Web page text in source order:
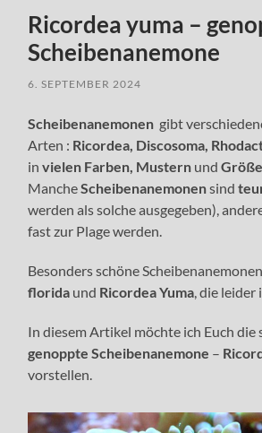
Ricordea yuma –
Scheibenanemone
6. SEPTEMBER 2024
Scheibenanemonen gibt
Arten : Ricordea, Discosoma,
in vielen Farben, Mustern und
MancheScheibenanemonensind
werden als solche ausgegeben),
fast zur Plage werden.
Besonders schöne
florida und Ricordea Yuma, die leider
In diesem Artikel möchte ich Euch die
genoppte Scheibenanemone –
vorstellen.